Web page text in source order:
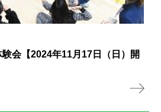
会【2024年11月17日（日）開